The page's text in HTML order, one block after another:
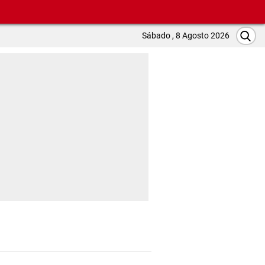
Sábado , 8 Agosto 2026